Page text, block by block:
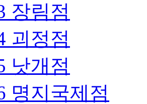
장림점
괴정점
낫개점
명지국제점